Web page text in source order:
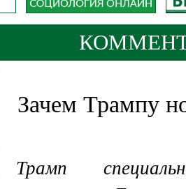
Зачем Трампу
Трамп